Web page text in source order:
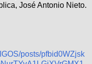
José Antonio Nieto.
posts/pfbid0WZjsk